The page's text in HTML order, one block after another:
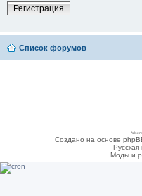
Регистрация
Список форумов
Создано на основе
Моды и